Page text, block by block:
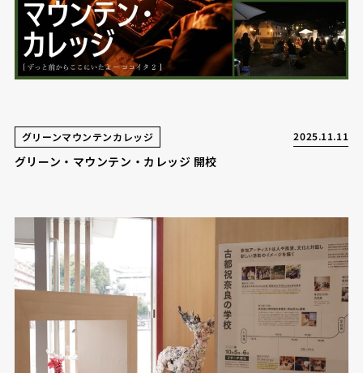
グリーンマウンテンカレッジ 2025.11.11
グリーン・マウンテン・カレッジ 開校